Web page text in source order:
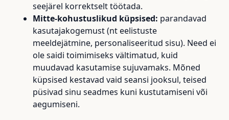
seejärel korrektselt töötada.
Mitte-kohustuslikud küpsised: parandavad
kasutajakogemust (nt eelistuste
meeldejätmine, personaliseeritud sisu). Need ei
ole saidi toimimiseks vältimatud, kuid
muudavad kasutamise sujuvamaks. Mõned
küpsised kestavad vaid seansi jooksul, teised
püsivad sinu seadmes kuni kustutamiseni või
aegumiseni.